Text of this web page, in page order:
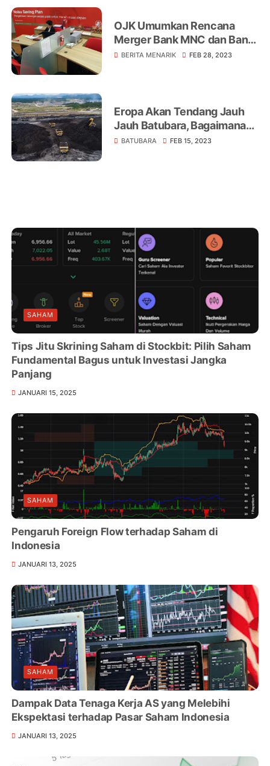
OJK Umumkan Rencana
Merger Bank MNC dan Bank
Nobu, Saham BABP dan
BERITA MENARIK FEB 28, 2023
Eropa Akan Tendang Jauh
Jauh Batubara, Bagaimana
Nasib Batubara Indonesia?
BATUBARA FEB 15, 2023
SAHAM
Tips Jitu Skrining Saham di Stockbit: Pilih Saham
Fundamental Bagus untuk Investasi Jangka
Panjang
JANUARI 15, 2025
SAHAM
Pengaruh Foreign Flow terhadap Saham di
Indonesia
JANUARI 13, 2025
SAHAM
Dampak Data Tenaga Kerja AS yang Melebihi
Ekspektasi terhadap Pasar Saham Indonesia
JANUARI 13, 2025